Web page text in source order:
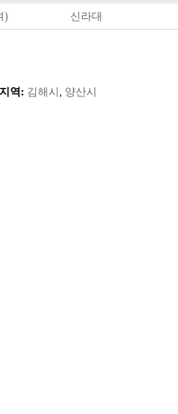
) 신라대
역: 김해시 , 양산시